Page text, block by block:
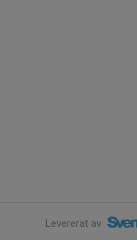
Levererat av